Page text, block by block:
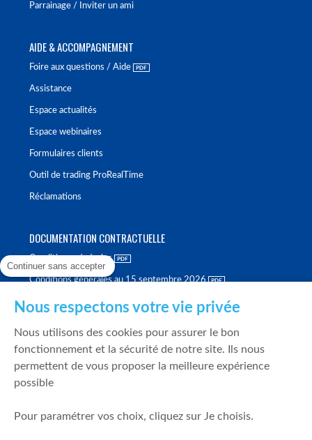
Parrainage / Inviter un ami
AIDE & ACCOMPAGNEMENT
Foire aux questions / Aide
Assistance
Espace actualités
Espace webinaires
Formulaires clients
Outil de trading ProRealTime
Réclamations
DOCUMENTATION CONTRACTUELLE
Conditions générales
Conditions générales au 15 septembre 2026
Politique de meilleure sélection
Politique de durabilité
Fonds de garantie des dépôts et de résolution
Continuer sans accepter
Nous respectons votre vie privée
Nous utilisons des cookies pour assurer le bon
fonctionnement et la sécurité de notre site. Ils nous
permettent de vous proposer la meilleure expérience
possible
Pour paramétrer vos choix, cliquez sur Je choisis.